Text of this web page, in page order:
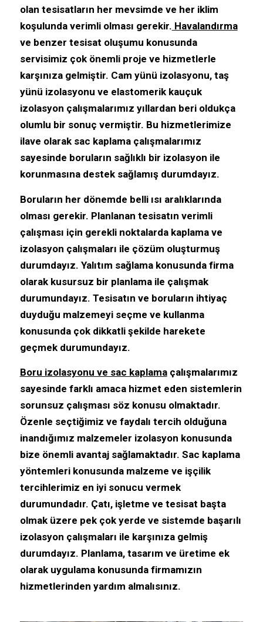
olan tesisatların her mevsimde ve her iklim
koşulunda verimli olması gerekir. Havalandırma
ve benzer tesisat oluşumu konusunda
servisimiz çok önemli proje ve hizmetlerle
karşınıza gelmiştir. Cam yünü izolasyonu, taş
yünü izolasyonu ve elastomerik kauçuk
izolasyon çalışmalarımız yıllardan beri oldukça
olumlu bir sonuç vermiştir. Bu hizmetlerimize
ilave olarak sac kaplama çalışmalarımız
sayesinde boruların sağlıklı bir izolasyon ile
korunmasına destek sağlamış durumdayız.
Boruların her dönemde belli ısı aralıklarında
olması gerekir. Planlanan tesisatın verimli
çalışması için gerekli noktalarda kaplama ve
izolasyon çalışmaları ile çözüm oluşturmuş
durumdayız. Yalıtım sağlama konusunda firma
olarak kusursuz bir planlama ile çalışmak
durumundayız. Tesisatın ve boruların ihtiyaç
duyduğu malzemeyi seçme ve kullanma
konusunda çok dikkatli şekilde harekete
geçmek durumundayız.
Boru izolasyonu ve sac kaplamaçalışmalarımız
sayesinde farklı amaca hizmet eden sistemlerin
sorunsuz çalışması söz konusu olmaktadır.
Özenle seçtiğimiz ve faydalı tercih olduğuna
inandığımız malzemeler izolasyon konusunda
bize önemli avantaj sağlamaktadır. Sac kaplama
yöntemleri konusunda malzeme ve işçilik
tercihlerimiz en iyi sonucu vermek
durumundadır. Çatı, işletme ve tesisat başta
olmak üzere pek çok yerde ve sistemde başarılı
izolasyon çalışmaları ile karşınıza gelmiş
durumdayız. Planlama, tasarım ve üretime ek
olarak uygulama konusunda firmamızın
hizmetlerinden yardım almalısınız.